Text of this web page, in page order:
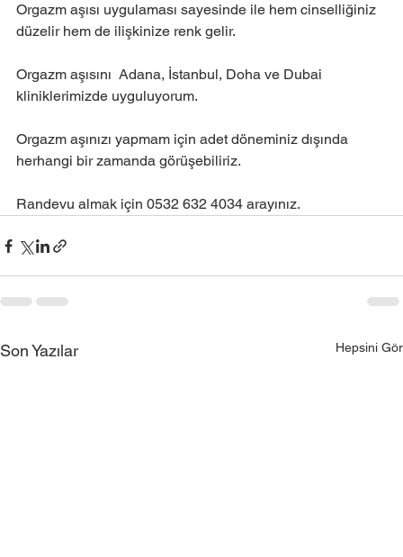
Orgazm aşısı uygulaması sayesinde ile hem cinselliğiniz
düzelir hem de ilişkinize renk gelir.
Orgazm aşısını  Adana, İstanbul, Doha ve Dubai
kliniklerimizde uyguluyorum.
Orgazm aşınızı yapmam için adet döneminiz dışında
herhangi bir zamanda görüşebiliriz.
Randevu almak için 0532 632 4034 arayınız.
Son Yazılar Hepsini Gör